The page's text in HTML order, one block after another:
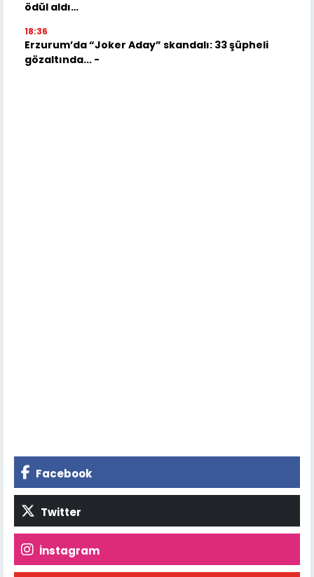
ödül aldı…
18:36
Erzurum’da “Joker Aday” skandalı: 33 şüpheli
gözaltında... -
Facebook
Twitter
İnstagram